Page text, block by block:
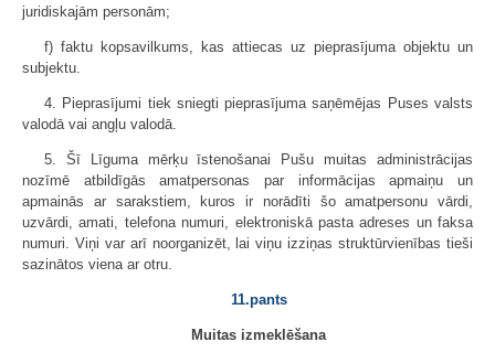
juridiskajām personām;
f) faktu kopsavilkums, kas attiecas uz pieprasījuma objektu un
subjektu.
4. Pieprasījumi tiek sniegti pieprasījuma saņēmējas Puses valsts
valodā vai angļu valodā.
5. Šī Līguma mērķu īstenošanai Pušu muitas administrācijas
nozīmē atbildīgās amatpersonas par informācijas apmaiņu un
apmainās ar sarakstiem, kuros ir norādīti šo amatpersonu vārdi,
uzvārdi, amati, telefona numuri, elektroniskā pasta adreses un faksa
numuri. Viņi var arī noorganizēt, lai viņu izziņas struktūrvienības tieši
sazinātos viena ar otru.
11.pants
Muitas izmeklēšana